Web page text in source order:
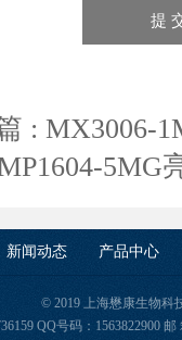
: MX3006-
5MG
新闻动态 产品中心
© 2019 上海懋康生物科
QQ号码：1563822900